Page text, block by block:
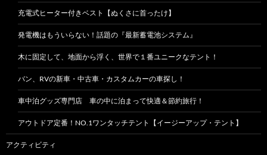
充電式ヒーター付きベスト【ぬくさに首ったけ】
発電機はもういらない！話題の『最新蓄電池システム』
木に固定して、地面から浮く、世界で１番ユニークなテント！
バン、RVの新車・中古車・カスタムカーの車探し！
車中泊グッズ専門店 車の中に泊まって快適＆節約旅行！
アウトドア定番！NO.1ワンタッチテント【イージーアップ・テント】
アクティビティ